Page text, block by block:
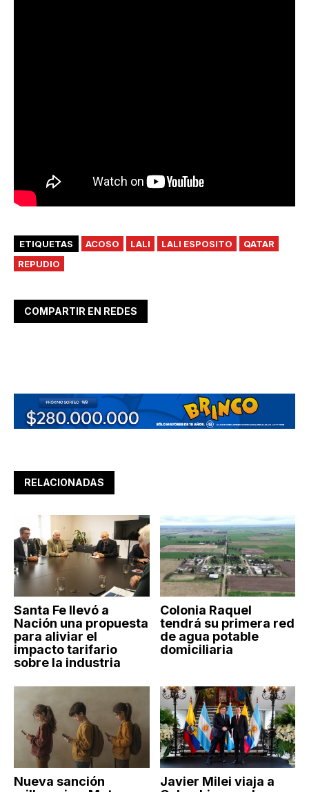
ETIQUETAS ACOSO LALI LALI ESPOSITO
QATAR
REPUDIO
COMPARTIR EN REDES
RELACIONADAS
Santa Fe llevó a
Nación una propuesta
para aliviar el
impacto tarifario
sobre la industria
Colonia Raquel
tendrá su primera red
de agua potable
domiciliaria
Nueva sanción
Javier Milei viaja a